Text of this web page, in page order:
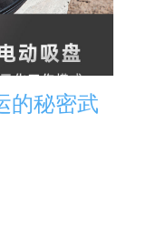
的秘密武